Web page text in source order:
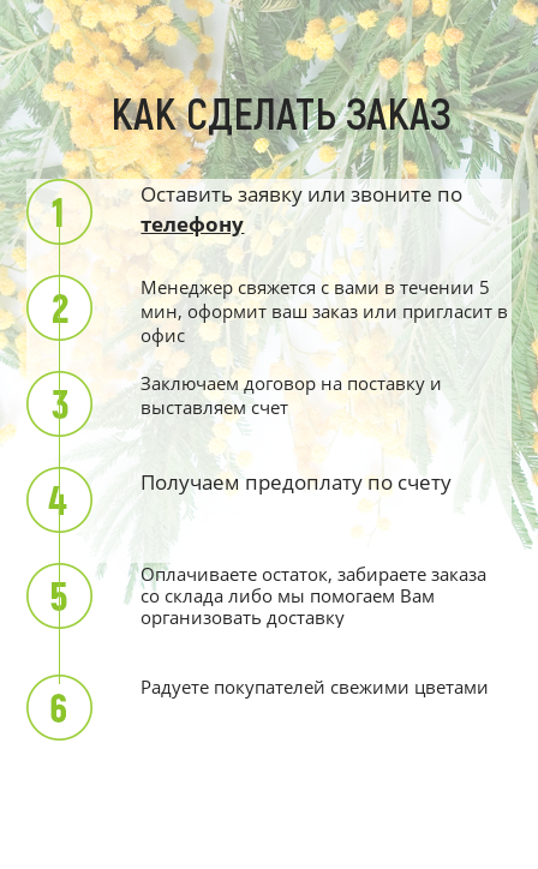
КАК СДЕЛАТЬ ЗАКАЗ
Оставить заявку или звоните по
телефону
Менеджер свяжется с вами в течении 5
мин, оформит ваш заказ или пригласит в
офис
Заключаем договор на поставку и
выставляем счет
Получаем предоплату по счету
Оплачиваете остаток, забираете заказа
со склада либо мы помогаем Вам
организовать доставку
Радуете покупателей свежими цветами